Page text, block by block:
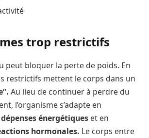
trop restrictifs
peut bloquer la perte de poids. En
restrictifs mettent le corps dans un
Au lieu de continuer à perdre du
l’organisme s’adapte en
dépenses énergétiques et en
hormonales. Le corps entre